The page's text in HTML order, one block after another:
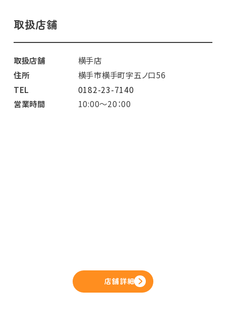
取扱店舗
取扱店舗
横手店
住所
横手市横手町字五ノ口56
TEL
0182-23-7140
営業時間
10:00～20：00
店舗詳細